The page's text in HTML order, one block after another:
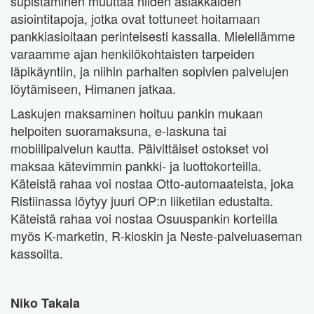
asiointitapoja, jotka ovat tottuneet hoitamaan
pankkiasioitaan perinteisesti kassalla. Mielellämme
varaamme ajan henkilökohtaisten tarpeiden
läpikäyntiin, ja niihin parhaiten sopivien palvelujen
löytämiseen, Himanen jatkaa.
Laskujen maksaminen hoituu pankin mukaan
helpoiten suoramaksuna, e-laskuna tai
mobiilipalvelun kautta. Päivittäiset ostokset voi
maksaa kätevimmin pankki- ja luottokorteilla.
Käteistä rahaa voi nostaa Otto-automaateista, joka
Ristiinassa löytyy juuri OP:n liiketilan edustalta.
Käteistä rahaa voi nostaa Osuuspankin korteilla
myös K-marketin, R-kioskin ja Neste-palveluaseman
kassoilta.
Niko Takala